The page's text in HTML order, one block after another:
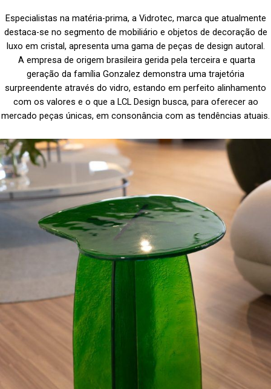
Especialistas na matéria-prima, a Vidrotec, marca que atualmente
destaca-se no segmento de mobiliário e objetos de decoração de
luxo em cristal, apresenta uma gama de peças de design autoral.
A empresa de origem brasileira gerida pela terceira e quarta
geração da família Gonzalez demonstra uma trajetória
surpreendente através do vidro, estando em perfeito alinhamento
com os valores e o que a LCL Design busca, para oferecer ao
mercado peças únicas, em consonância com as tendências atuais.